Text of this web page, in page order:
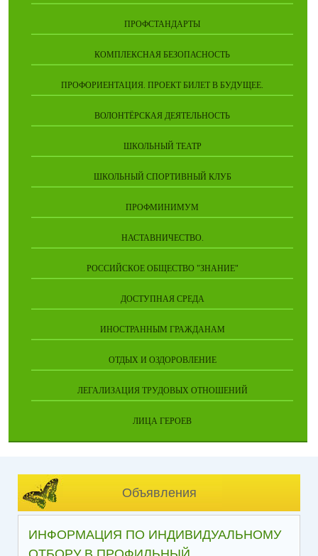
ПРОФСТАНДАРТЫ
КОМПЛЕКСНАЯ БЕЗОПАСНОСТЬ
ПРОФОРИЕНТАЦИЯ. ПРОЕКТ БИЛЕТ В БУДУЩЕЕ.
ВОЛОНТЁРСКАЯ ДЕЯТЕЛЬНОСТЬ
ШКОЛЬНЫЙ ТЕАТР
ШКОЛЬНЫЙ СПОРТИВНЫЙ КЛУБ
ПРОФМИНИМУМ
НАСТАВНИЧЕСТВО.
РОССИЙСКОЕ ОБЩЕСТВО "ЗНАНИЕ"
ДОСТУПНАЯ СРЕДА
ИНОСТРАННЫМ ГРАЖДАНАМ
ОТДЫХ И ОЗДОРОВЛЕНИЕ
ЛЕГАЛИЗАЦИЯ ТРУДОВЫХ ОТНОШЕНИЙ
ЛИЦА ГЕРОЕВ
Объявления
ИНФОРМАЦИЯ ПО ИНДИВИДУАЛЬНОМУ